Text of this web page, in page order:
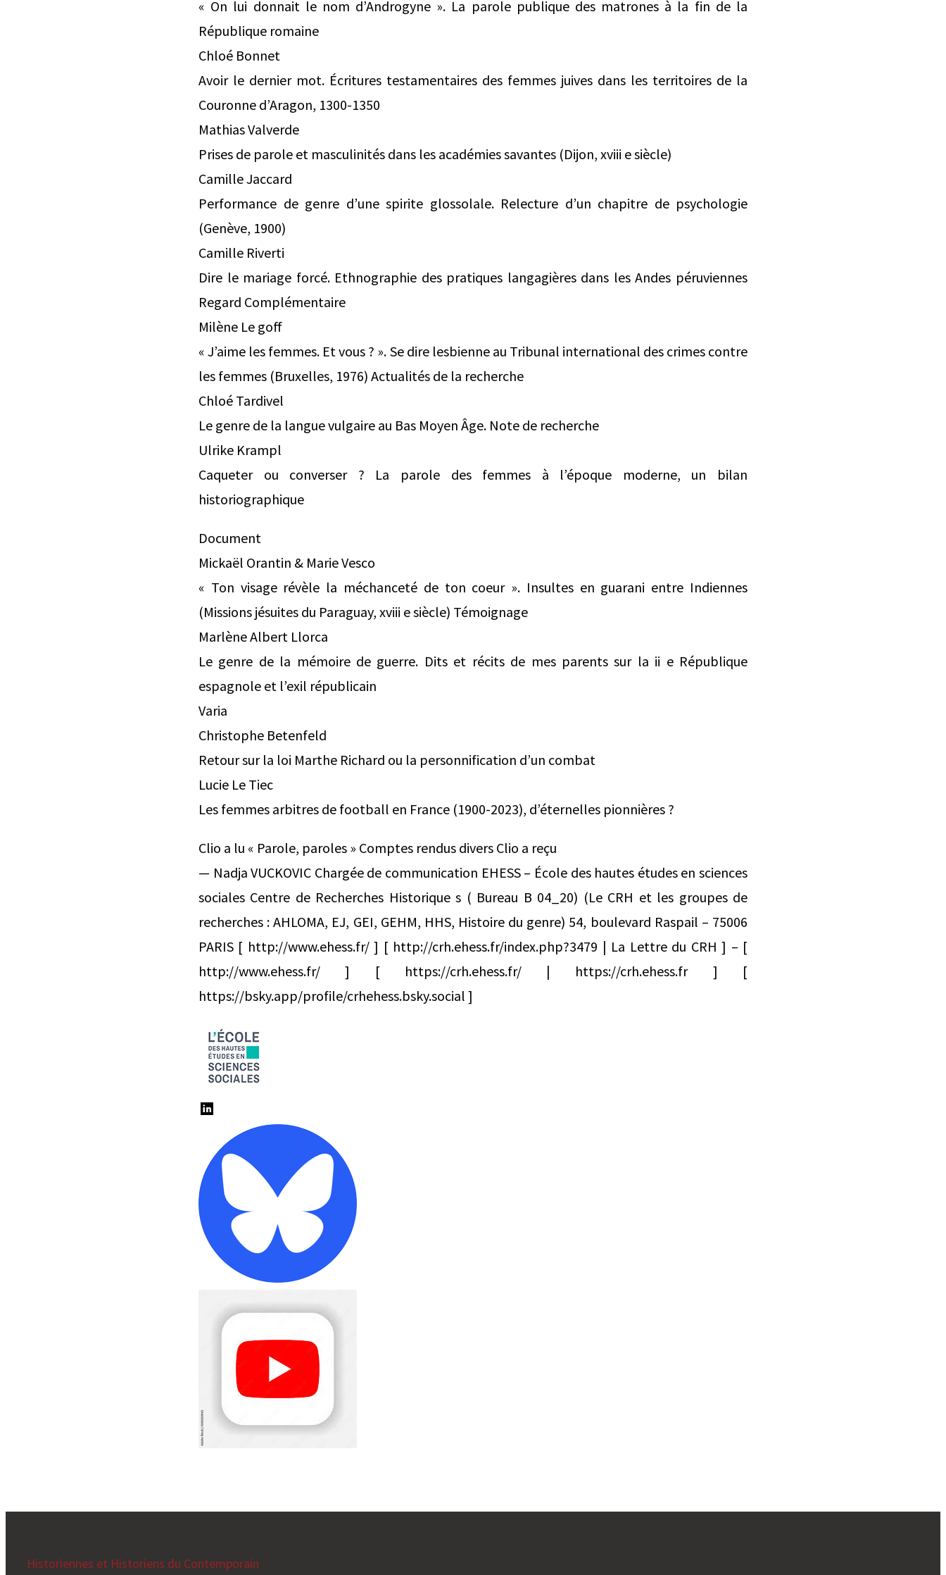
« On lui donnait le nom d’Androgyne ». La parole publique des matrones à la fin de la
République romaine
Chloé Bonnet
Avoir le dernier mot. Écritures testamentaires des femmes juives dans les territoires de la
Couronne d’Aragon, 1300-1350
Mathias Valverde
Prises de parole et masculinités dans les académies savantes (Dijon, xviii e siècle)
Camille Jaccard
Performance de genre d’une spirite glossolale. Relecture d’un chapitre de psychologie
(Genève, 1900)
Camille Riverti
Dire le mariage forcé. Ethnographie des pratiques langagières dans les Andes péruviennes
Regard Complémentaire
Milène Le goff
« J’aime les femmes. Et vous ? ». Se dire lesbienne au Tribunal international des crimes contre
les femmes (Bruxelles, 1976) Actualités de la recherche
Chloé Tardivel
Le genre de la langue vulgaire au Bas Moyen Âge. Note de recherche
Ulrike Krampl
Caqueter ou converser ? La parole des femmes à l’époque moderne, un bilan
historiographique
Document
Mickaël Orantin & Marie Vesco
« Ton visage révèle la méchanceté de ton coeur ». Insultes en guarani entre Indiennes
(Missions jésuites du Paraguay, xviii e siècle) Témoignage
Marlène Albert Llorca
Le genre de la mémoire de guerre. Dits et récits de mes parents sur la ii e République
espagnole et l’exil républicain
Varia
Christophe Betenfeld
Retour sur la loi Marthe Richard ou la personnification d’un combat
Lucie Le Tiec
Les femmes arbitres de football en France (1900-2023), d’éternelles pionnières ?
Clio a lu « Parole, paroles » Comptes rendus divers Clio a reçu
— Nadja VUCKOVIC Chargée de communication EHESS – École des hautes études en sciences
sociales Centre de Recherches Historique s ( Bureau B 04_20) (Le CRH et les groupes de
recherches : AHLOMA, EJ, GEI, GEHM, HHS, Histoire du genre) 54, boulevard Raspail – 75006
PARIS [ http://www.ehess.fr/ ] [ http://crh.ehess.fr/index.php?3479 | La Lettre du CRH ] – [
http://www.ehess.fr/ ] [ https://crh.ehess.fr/ | https://crh.ehess.fr ] [
https://bsky.app/profile/crhehess.bsky.social ]
Historiennes et Historiens du Contemporain